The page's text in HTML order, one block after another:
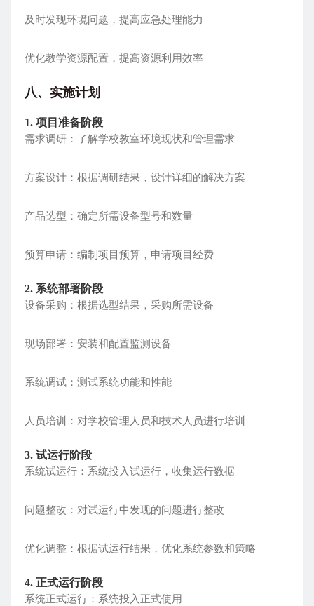
及时发现环境问题，提高应急处理能力
优化教学资源配置，提高资源利用效率
八、实施计划
1. 项目准备阶段
需求调研：了解学校教室环境现状和管理需求
方案设计：根据调研结果，设计详细的解决方案
产品选型：确定所需设备型号和数量
预算申请：编制项目预算，申请项目经费
2. 系统部署阶段
设备采购：根据选型结果，采购所需设备
现场部署：安装和配置监测设备
系统调试：测试系统功能和性能
人员培训：对学校管理人员和技术人员进行培训
3. 试运行阶段
系统试运行：系统投入试运行，收集运行数据
问题整改：对试运行中发现的问题进行整改
优化调整：根据试运行结果，优化系统参数和策略
4. 正式运行阶段
系统正式运行：系统投入正式使用